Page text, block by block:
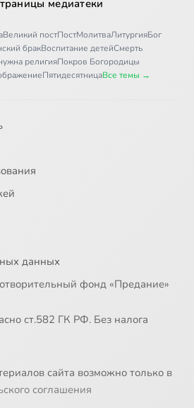
медиатеки
Великий постПостМолитваЛитургияБог
бракВоспитание детейСмерть
религияПокров Богородицы
ПятидесятницаВсе темы →
данных
фонд «Предание»
ст.582 ГК РФ. Без налога
сайта возможно только в
соглашения